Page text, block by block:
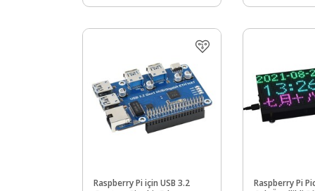
Raspberry Pi için USB 3.2
Raspberry Pi